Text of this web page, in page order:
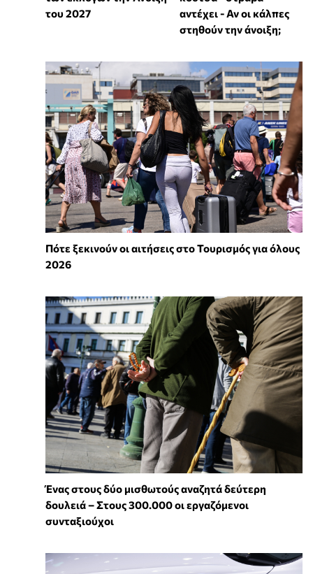
του 2027
αντέχει - Αν οι κάλπες
στηθούν την άνοιξη;
Πότε ξεκινούν οι αιτήσεις στο Τουρισμός για όλους
2026
Ένας στους δύο μισθωτούς αναζητά δεύτερη
δουλειά – Στους 300.000 οι εργαζόμενοι
συνταξιούχοι